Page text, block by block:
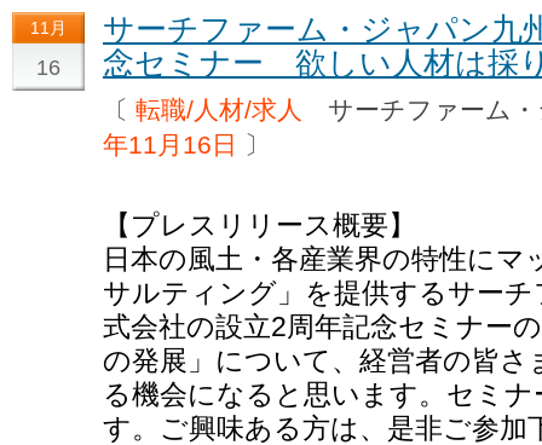
11月
16
サーチファーム・ジャパン
念セミナー 欲しい人材は採
〔 転職/人材/求人
サーチファーム
年11月16日
〕
【プレスリリース概要】
日本の風土・各産業界の特性に
サルティング」を提供するサー
式会社の設立2周年記念セミナー
の発展」について、経営者の皆
る機会になると思います。セミ
す。ご興味ある方は、是非ご参加